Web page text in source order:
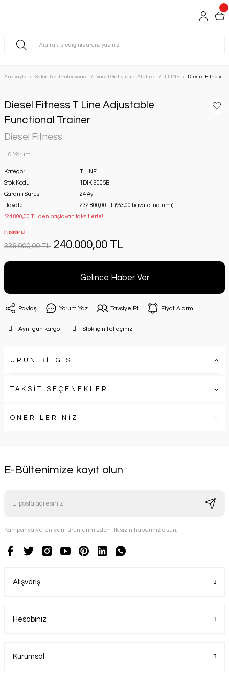
Anasayfa Salon Tipi Profesyonel Vücut Geliştirme Aletleri T LINE Diesel Fitness T
Diesel Fitness T Line Adjustable
Functional Trainer
Diesel Fitness
0 Yorum
Kategori
T LINE
Stok Kodu
1DIKI9005B
Garanti Süresi
24 Ay
Havale
232.800,00 TL (%3,00 havale indirimi)
*24.800,00 TL den başlayan taksitlerle!!
İNDİRİMLİ
336.000,00 TL 240.000,00 TL
Gelince Haber Ver
Paylaş Yorum Yaz Tavsiye Et Fiyat Alarmı
Aynı gün kargo Stok için tel açınız
ÜRÜN BİLGİSİ
TAKSİT SEÇENEKLERİ
ÖNERİLERİNİZ
E-Bültenimize kayıt olun
Kampanya ve en yeni ürünlerimizden ilk sizin haberiniz olsun,
Alışveriş
Hesabınız
Kurumsal